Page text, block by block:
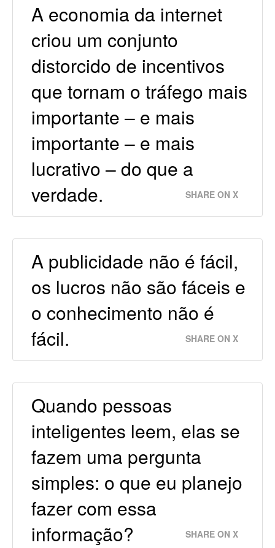
A economia da internet
criou um conjunto
distorcido de incentivos
que tornam o tráfego mais
importante – e mais
importante – e mais
lucrativo – do que a
verdade.
SHARE ON X
A publicidade não é fácil,
os lucros não são fáceis e
o conhecimento não é
fácil.
SHARE ON X
Quando pessoas
inteligentes leem, elas se
fazem uma pergunta
simples: o que eu planejo
fazer com essa
informação?
SHARE ON X